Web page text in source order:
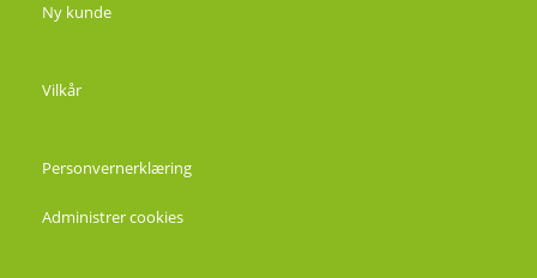
Ny kunde
Vilkår
Personvernerklæring
Administrer cookies